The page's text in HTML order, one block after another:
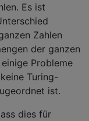
Es ist
Zahlen
der ganzen
Probleme
Turing-
ist.
dies für